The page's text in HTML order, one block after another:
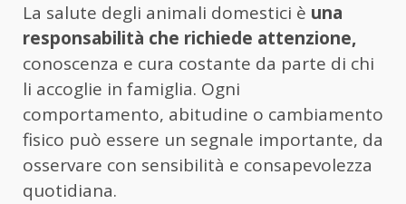
La salute degli animali domestici è una
responsabilità che richiede attenzione,
conoscenza e cura costante da parte di chi
li accoglie in famiglia. Ogni
comportamento, abitudine o cambiamento
fisico può essere un segnale importante, da
osservare con sensibilità e consapevolezza
quotidiana.